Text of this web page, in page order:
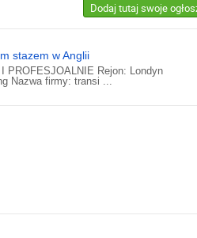
Dodaj tutaj swoje
stazem w Anglii
PROFESJOALNIE Rejon: Londyn
Nazwa firmy: transi ...